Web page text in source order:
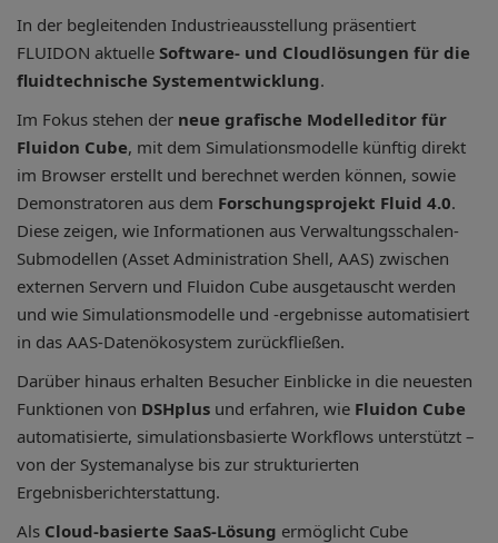
In der begleitenden Industrieausstellung präsentiert
FLUIDON aktuelle Software- und Cloudlösungen für die
fluidtechnische Systementwicklung.
Im Fokus stehen der neue grafische Modelleditor für
Fluidon Cube, mit dem Simulationsmodelle künftig direkt
im Browser erstellt und berechnet werden können, sowie
Demonstratoren aus dem Forschungsprojekt Fluid 4.0.
Diese zeigen, wie Informationen aus Verwaltungsschalen-
Submodellen (Asset Administration Shell, AAS) zwischen
externen Servern und Fluidon Cube ausgetauscht werden
und wie Simulationsmodelle und -ergebnisse automatisiert
in das AAS-Datenökosystem zurückfließen.
Darüber hinaus erhalten Besucher Einblicke in die neuesten
Funktionen von DSHplus und erfahren, wie Fluidon Cube
automatisierte, simulationsbasierte Workflows unterstützt –
von der Systemanalyse bis zur strukturierten
Ergebnisberichterstattung.
Als Cloud-basierte SaaS-Lösung ermöglicht Cube